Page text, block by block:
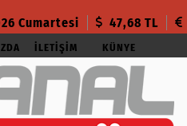
Cumartesi 47,68 TL
İLETIŞIM KÜNYE